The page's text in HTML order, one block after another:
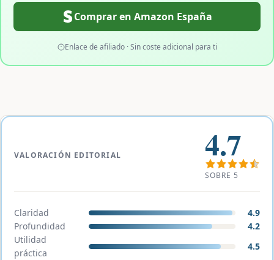
Comprar en Amazon España
Enlace de afiliado · Sin coste adicional para ti
VALORACIÓN EDITORIAL 4.7
SOBRE 5
Claridad
4.9
Profundidad
4.2
Utilidad
práctica
4.5